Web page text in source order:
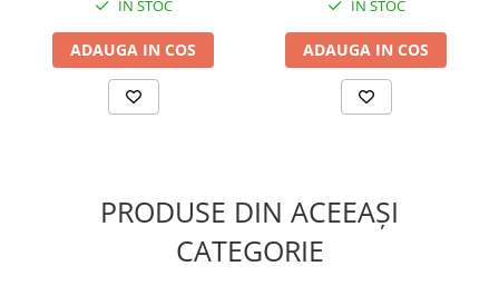
Sisteme, ustensile spalat
geamurile
Produse hoteliere
Accesorii hoteliere
Gama de cosmetice hoteliere Black
Gama de cosmetice hoteliere
IN STOC
ADAUGA IN COS
IN STOC
ADAUGA IN COS
PRODUSE DIN ACEEAȘI
CATEGORIE